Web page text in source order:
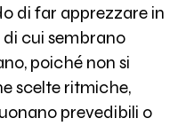
di far apprezzare in
cui sembrano
poiché non si
scelte ritmiche,
prevedibili o